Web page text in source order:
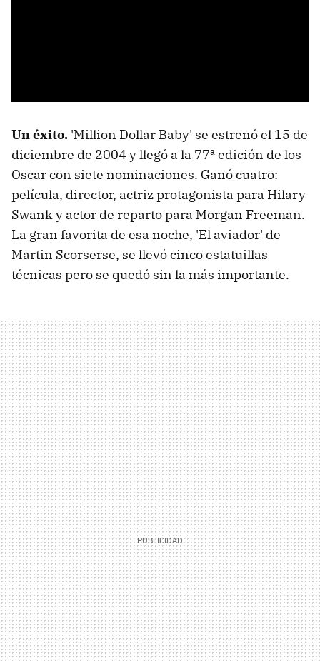
Un éxito. 'Million Dollar Baby' se estrenó el 15 de
diciembre de 2004 y llegó a la 77ª edición de los
Oscar con siete nominaciones. Ganó cuatro:
película, director, actriz protagonista para Hilary
Swank y actor de reparto para Morgan Freeman.
La gran favorita de esa noche, 'El aviador' de
Martin Scorserse, se llevó cinco estatuillas
técnicas pero se quedó sin la más importante.